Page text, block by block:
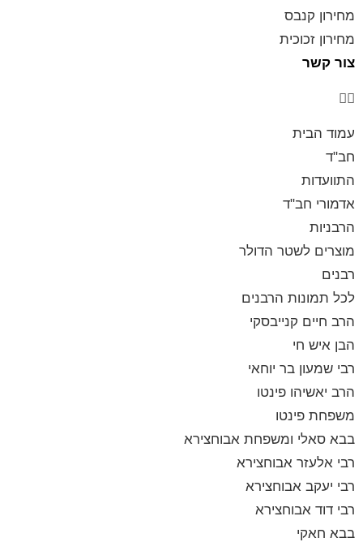
מחירון קנבס
מחירון זכוכית
צור קשר
עמוד הבית
חב"ד
התוועדות
אדמורי חב"ד
הרבניות
מוצרים לשטר הדולר
רבנים
לכל תמונות הרבנים
הרב חיים קנייבסקי
הבן איש חי
רבי שמעון בר יוחאי
הרב יאשיהו פינטו
משפחת פינטו
בבא סאלי ומשפחת אבוחצירא
רבי אלעזר אבוחצירא
רבי יעקב אבוחצירא
רבי דוד אבוחצירא
בבא חאקי